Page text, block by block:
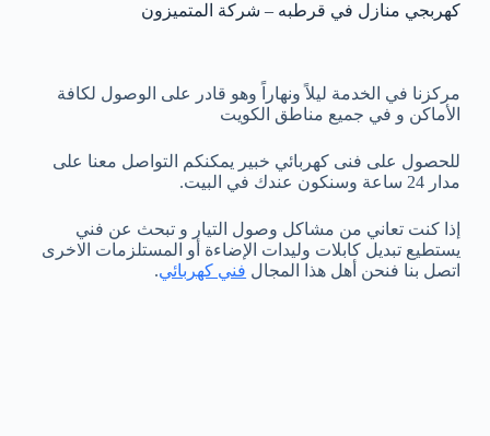
كهربجي منازل في قرطبه – شركة المتميزون
مركزنا في الخدمة ليلاً ونهاراً وهو قادر على الوصول لكافة
الأماكن و في جميع مناطق الكويت
للحصول على فنى كهربائي خبير يمكنكم التواصل معنا على
مدار 24 ساعة وسنكون عندك في البيت.
إذا كنت تعاني من مشاكل وصول التيار و تبحث عن فني
يستطيع تبديل كابلات وليدات الإضاءة أو المستلزمات الاخرى
اتصل بنا فنحن أهل هذا المجال فني كهربائي.